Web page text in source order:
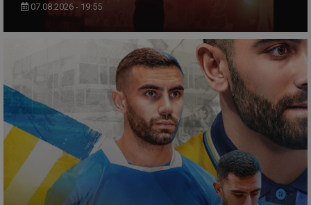
07.08.2026 - 19:55